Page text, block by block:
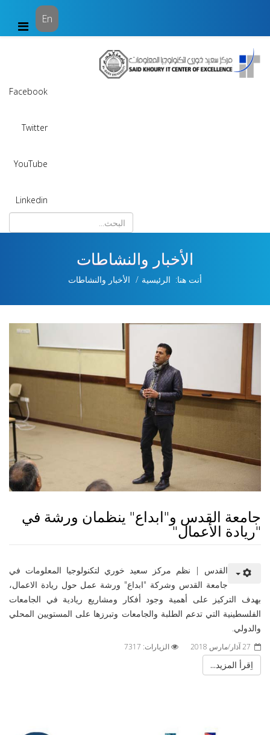
En
Facebook
Twitter
YouTube
Linkedin
الأخبار والنشاطات
أنت هنا:الرئيسية الأخبار والنشاطات
جامعة القدس و"ابداع" ينظمان ورشة في
"ريادة الأعمال"
القدس | نظم مركز سعيد خوري لتكنولوجيا المعلومات في
جامعة القدس وشركة "ابداع" ورشة عمل حول ريادة الاعمال،
بهدف التركيز على أهمية وجود أفكار ومشاريع ريادية في الجامعات
الفلسطينية التي تدعم الطلبة والجامعات وتبرزها على المستويين المحلي
والدولي.
27 آذار/مارس 2018 الزيارات: 7317
اِقرأ المزيد...